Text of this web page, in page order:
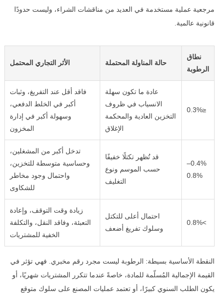
مرجعية عملية مستخدمة في العديد من مناقشات الشراء، وليست حدودًا
قانونية عالمية.
نطاق
الرطوبة
حالة المناولة المحتملة الأثر التجاري المحتمل
≤0.3%
عادة ما تكون سهلة
الانسياب في ظروف
التخزين العادية والمحكمة
الإغلاق
فاقد أقل عند التفريغ، وثبات
أكبر في الخلط الدفعي،
وسهولة أكبر في إدارة
المخزون
0.4%–
0.8%
قد تُظهر تكتلًا خفيفًا
حسب الموسم ونوع
التغليف
تدخل أكبر من المشغلين،
وحساسية متوسطة للتخزين،
واحتمال وجود مخاطر
للشكاوى
>0.8%
احتمال أعلى للتكتل
وسلوك تفريغ أضعف
زيادة وقت التوقف، وإعادة
التعبئة، وفاقد النقل، والتكلفة
الخفية للمشتريات
النقطة الأساسية بسيطة: الرطوبة ليست مجرد رقم مخبري. فهي تؤثر في
القيمة الإجمالية المُسلّمة للمادة، خاصةً عندما تتكرر المشتريات شهريًا، أو
يكون الطلب السنوي كبيرًا، أو تعتمد عمليات المصنع على سلوك متوقع